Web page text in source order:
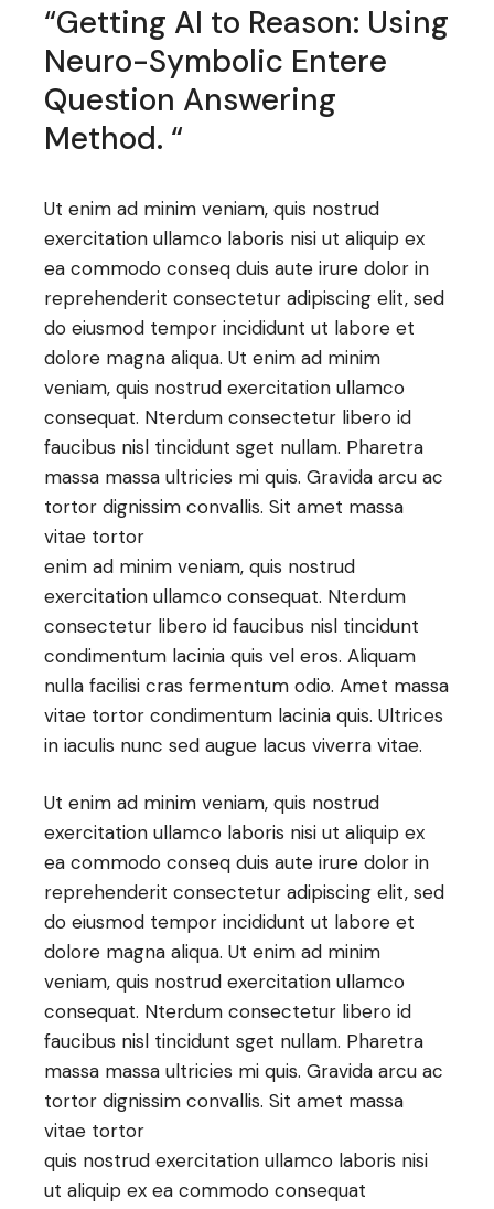
“Getting AI to Reason: Using
Neuro-Symbolic Entere
Question Answering
Method. “
Ut enim ad minim veniam, quis nostrud
exercitation ullamco laboris nisi ut aliquip ex
ea commodo conseq duis aute irure dolor in
reprehenderit consectetur adipiscing elit, sed
do eiusmod tempor incididunt ut labore et
dolore magna aliqua. Ut enim ad minim
veniam, quis nostrud exercitation ullamco
consequat. Nterdum consectetur libero id
faucibus nisl tincidunt sget nullam. Pharetra
massa massa ultricies mi quis. Gravida arcu ac
tortor dignissim convallis. Sit amet massa
vitae tortor
enim ad minim veniam, quis nostrud
exercitation ullamco consequat. Nterdum
consectetur libero id faucibus nisl tincidunt
condimentum lacinia quis vel eros. Aliquam
nulla facilisi cras fermentum odio. Amet massa
vitae tortor condimentum lacinia quis. Ultrices
in iaculis nunc sed augue lacus viverra vitae.
Ut enim ad minim veniam, quis nostrud
exercitation ullamco laboris nisi ut aliquip ex
ea commodo conseq duis aute irure dolor in
reprehenderit consectetur adipiscing elit, sed
do eiusmod tempor incididunt ut labore et
dolore magna aliqua. Ut enim ad minim
veniam, quis nostrud exercitation ullamco
consequat. Nterdum consectetur libero id
faucibus nisl tincidunt sget nullam. Pharetra
massa massa ultricies mi quis. Gravida arcu ac
tortor dignissim convallis. Sit amet massa
vitae tortor
quis nostrud exercitation ullamco laboris nisi
ut aliquip ex ea commodo consequat